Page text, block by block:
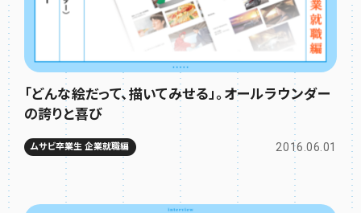
「どんな絵だって、描いてみせる」。オールラウンダー
の誇りと喜び
ムサビ卒業生 企業就職編 2016.06.01